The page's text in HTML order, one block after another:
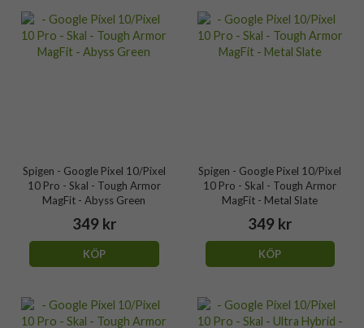
Spigen - Google Pixel 10/Pixel
10 Pro - Skal - Tough Armor
MagFit - Abyss Green
349 kr
KÖP
Spigen - Google Pixel 10/Pixel
10 Pro - Skal - Tough Armor
MagFit - Metal Slate
349 kr
KÖP